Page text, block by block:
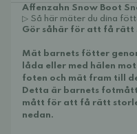
Affenzahn Snow Boot
▷ Så här mäter du dina
Gör såhär för att få rätt
Mät barnets fötter
låda eller med hälen
foten och mät fram till
Detta är barnets
mått för att få rätt
nedan.